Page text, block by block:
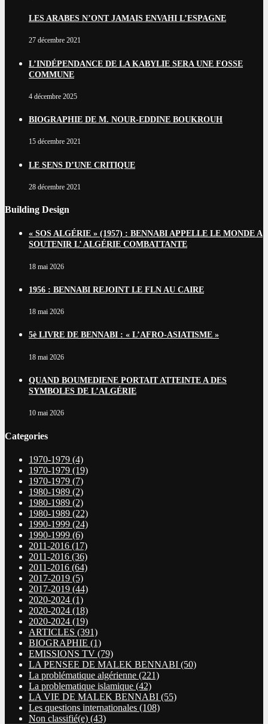
LES ARABES N’ONT JAMAIS ENVAHI L’ESPAGNE
27 décembre 2021
L’INDÉPENDANCE DE LA KABYLIE SERA UNE FOSSE
COMMUNE
4 décembre 2025
BIOGRAPHIE DE M. NOUR-EDDINE BOUKROUH
15 décembre 2021
LE SENS D’UNE CRITIQUE
28 décembre 2021
Building Design
« SOS ALGÉRIE » (1957) : BENNABI APPELLE LE MONDE A
SOUTENIR L’ ALGÉRIE COMBATTANTE
18 mai 2026
1956 : BENNABI REJOINT LE FLN AU CAIRE
18 mai 2026
5è LIVRE DE BENNABI : « L’AFRO-ASIATISME »
18 mai 2026
QUAND BOUMEDIENE PORTAIT ATTEINTE A DES
SYMBOLES DE L’ALGÉRIE
10 mai 2026
Categories
1970-1979 (4)
1970-1979 (19)
1970-1979 (7)
1980-1989 (2)
1980-1989 (2)
1980-1989 (22)
1990-1999 (24)
1990-1999 (6)
2011-2016 (17)
2011-2016 (36)
2011-2016 (64)
2017-2019 (5)
2017-2019 (44)
2020-2024 (1)
2020-2024 (18)
2020-2024 (19)
ARTICLES (391)
BIOGRAPHIE (1)
EMISSIONS TV (79)
LA PENSEE DE MALEK BENNABI (50)
La problématique algérienne (221)
La problematique islamique (42)
LA VIE DE MALEK BENNABI (55)
Les questions internationales (108)
Non classifié(e) (43)